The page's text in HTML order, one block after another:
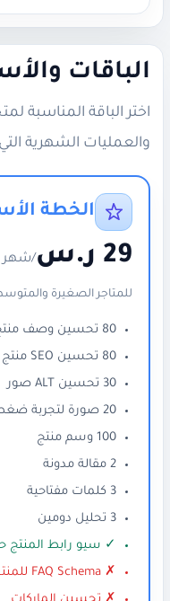
الباقات
اختر الباقة
والعمليات الشهرية
الخطة
29 ر.س /شهر
للمتاجر الصغيرة
80 تحسين وصف منتج
80 تحسين SEO منتج
30 تحسين ALT صور
20 صورة لتجربة ضغط الصور
100 وسم منتج
2 مقالة مدونة
3 كلمات مفتاحية
3 تحليل دومين
✓ سيو رابط المنتج حتى 20
✗ FAQ Schema للمنتجات